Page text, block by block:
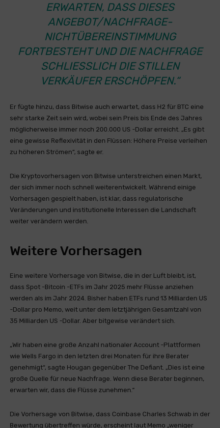
ERWARTEN, DASS DIESES
ANGEBOT/NACHFRAGE-
NICHTÜBEREINSTIMMUNG
FORTBESTEHT UND DIE NACHFRAGE
SCHLIESSLICH DIE STILLEN V
ERKÄUFER ERSCHÖPFEN.“
Er fügte hinzu, dass Bitwise auch erwartet, dass H2 für BTC eine
sehr starke Zeit sein wird, wobei sein Preis bis Ende des Jahres
möglicherweise immer noch 200.000 US -Dollar erreicht. „Es gibt
eine gewisse Reflexivität in den Flüssen: Höhere Preise verleihen
zu höheren Strömen“, sagte er.
Die Kryptovorhersagen von Bitwise unterstreichen einen Markt,
der sich immer noch schnell weiterentwickelt. Während einige
Vorhersagen gespielt haben, ist klar, dass regulatorische
Veränderungen und institutionelle Interessen die Landschaft
weiter verändern werden.
Weitere Vorhersagen
Eine weitere Vorhersage von Bitwise, die in der Luft bleibt, ist,
dass Spot -Bitcoin -ETFs im Jahr 2025 mehr Flüsse anziehen
werden als im Jahr 2024. Bisher haben ETFs rund 13 Milliarden US
-Dollar pro Memo, weit unter dem letztjährigen Gesamtzahl von
35 Milliarden US -Dollar. Aber bitgewise verändert sich.
„Wir haben eine große Anzahl nationaler Account -Plattformen
wie Wells Fargo in den letzten drei Monaten für ihre Berater
genehmigt“, sagte Hougan gegenüber The Defiant. „Dies ist eine
große Quelle für neue Nachfrage. Wenn diese Berater beginnen,
erwarten wir, dass die Flüsse zunehmen.“
Die Vorhersage von Bitwise, dass Coinbase Charles Schwab in der
Bewertung übertreffen würde, erscheint laut Memo „weniger